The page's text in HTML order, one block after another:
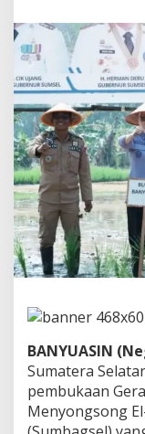
u
m
p
i
n
G
e
a
k
a
n
T
a
m
a
d
i
S
e
BANYUASIN
Sumatera
pembukaan
Menyongsong